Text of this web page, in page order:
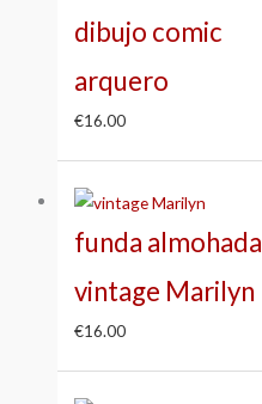
dibujo comic
arquero
€16.00
funda almohada
vintage Marilyn
€16.00